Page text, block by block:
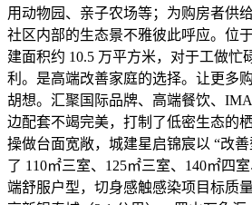
用动物园、亲子农场等；为购房者供
社区内部的生态景不雅彼此呼应。位
建面积约 10.5 万平方米，对于工做忙
利。是高端改善家庭的选择。让更多
胡想。汇聚国际品牌、高端餐饮、
边配套不竭完美，打制了低密生态的
操做台面宽敞，城建星启锦宸以 “改
了 110㎡三室、125㎡三室、140㎡四
端舒服户型，切身感触感染项目标质